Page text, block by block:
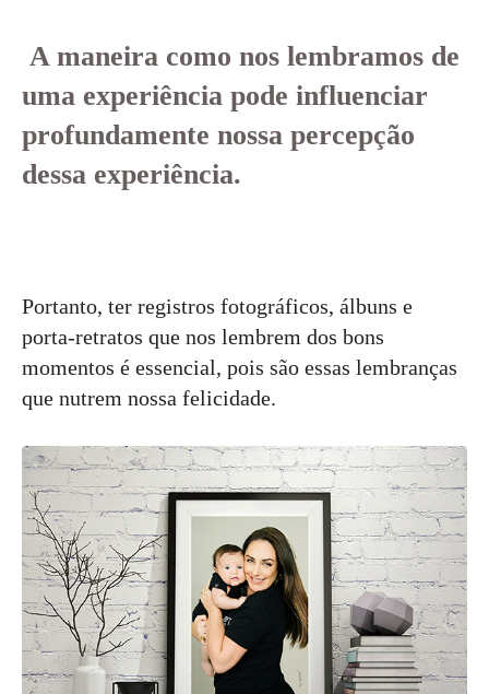
A maneira como nos lembramos de
uma experiência pode influenciar
profundamente nossa percepção
dessa experiência.
Portanto, ter registros fotográficos, álbuns e
porta-retratos que nos lembrem dos bons
momentos é essencial, pois são essas lembranças
que nutrem nossa felicidade.